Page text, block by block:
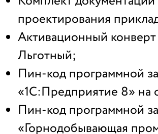
проектирования
Активационный
Льготный;
Пин-код программной
«1С:Предприятие 8» на
Пин-код программной
«Горнодобывающая